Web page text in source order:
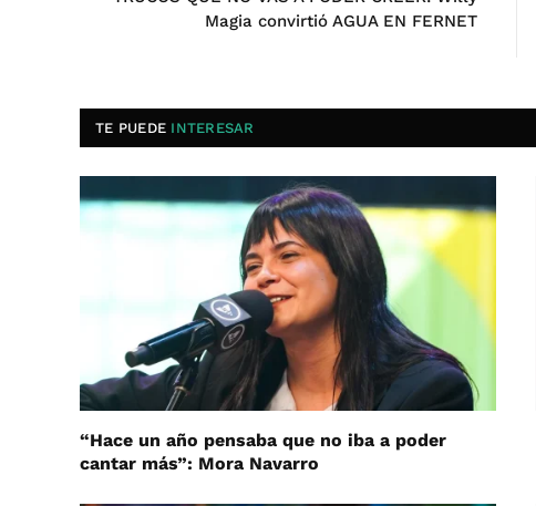
Magia convirtió AGUA EN FERNET
TE PUEDE INTERESAR
“Hace un año pensaba que no iba a poder
cantar más”: Mora Navarro